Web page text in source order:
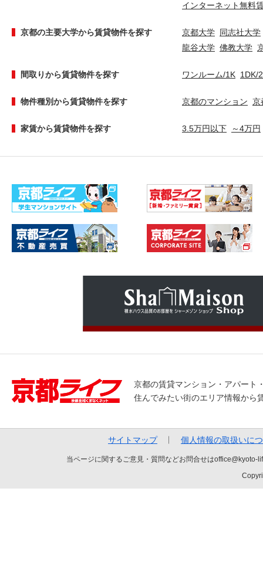
インターネット無料
京都の主要大学から賃貸物件を探す 京都大学 同志社大学
龍谷大学 佛教大学
間取りから賃貸物件を探す ワンルーム/1K 1DK/
物件種別から賃貸物件を探す 京都のマンション 京
家賃から賃貸物件を探す 3.5万円以下 ～4万円
京都の賃貸マンション・アパート
住んでみたい街のエリア情報から
サイトマップ 個人情報の取扱いに
当ページに関するご意見・質問などお問合せは